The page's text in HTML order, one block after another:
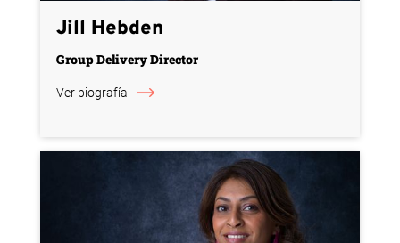
Jill Hebden
Group Delivery Director
Ver biografía